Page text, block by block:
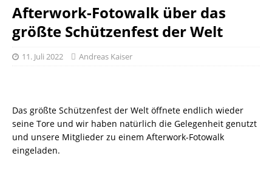
Afterwork-Fotowalk über das
größte Schützenfest der Welt
11. Juli 2022 Andreas Kaiser
Das größte Schützenfest der Welt öffnete endlich wieder
seine Tore und wir haben natürlich die Gelegenheit genutzt
und unsere Mitglieder zu einem Afterwork-Fotowalk
eingeladen.